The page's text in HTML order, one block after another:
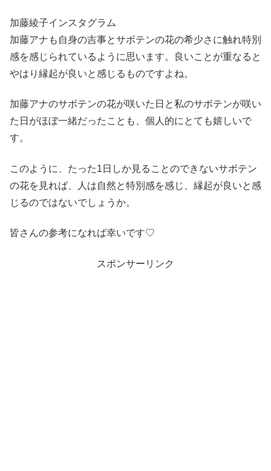
加藤綾子インスタグラム
加藤アナも自身の吉事とサボテンの花の希少さに触れ特別
感を感じられているように思います。良いことが重なると
やはり縁起が良いと感じるものですよね。
加藤アナのサボテンの花が咲いた日と私のサボテンが咲い
た日がほぼ一緒だったことも、個人的にとても嬉しいで
す。
このように、たった1日しか見ることのできないサボテン
の花を見れば、人は自然と特別感を感じ、縁起が良いと感
じるのではないでしょうか。
皆さんの参考になれば幸いです♡
スポンサーリンク